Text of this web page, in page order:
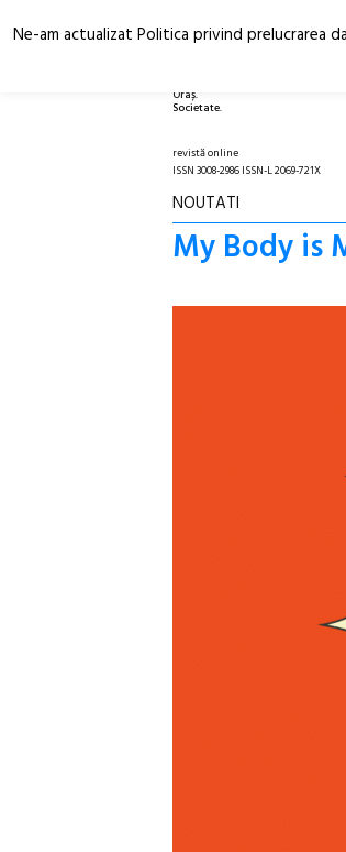
Oraș.
Societate.
revistă online
ISSN 3008-2986 ISSN-L 2069-721X
NOUTATI
My Body is
Ne-am actualizat Politica privind prelucrarea